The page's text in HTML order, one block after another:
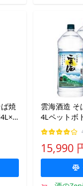
焼
雲海酒造 そ
4Lペットボ
ケース u-yu
15,990